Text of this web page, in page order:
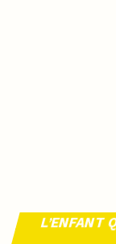
L’ENFANT